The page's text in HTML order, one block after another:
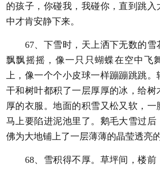
的孩子，你碰我，我碰你，直到跳入
中才肯安静下来。
67、下雪时，天上洒下无数的雪
飘飘摇摇，像一只只蝴蝶在空中飞
上，像一个个小皮球一样蹦蹦跳跳
干和树叶都积了一层厚厚的冰，给树
厚的衣服。地面的积雪又松又软，一
马上要陷进泥池里了。鹅毛大雪过后
佛为大地铺上了一层薄薄的晶莹透亮的
68、雪积得不厚。草坪间，楼前